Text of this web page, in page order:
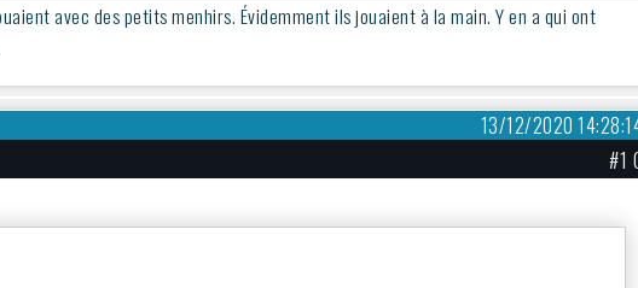
avec des petits menhirs. Évidemment ils jouaient à la main. Y en a qui ont
13/12/2020
#1